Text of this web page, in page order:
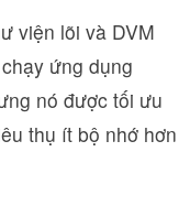
viện lõi và DVM
ứng dụng
nó được tối ưu
thụ ít bộ nhớ hơn